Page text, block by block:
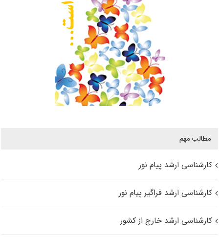
مطالب مهم
کارشناسی ارشد پیام نور
کارشناسی ارشد فراگیر پیام نور
کارشناسی ارشد خارج از کشور